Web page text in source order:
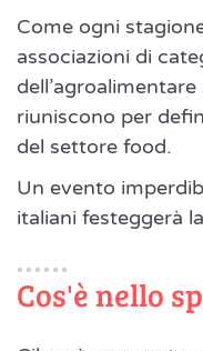
Come ogni
associazioni di
riuniscono per
del settore food.
Un evento
italiani festeggerà
Cos'è nello